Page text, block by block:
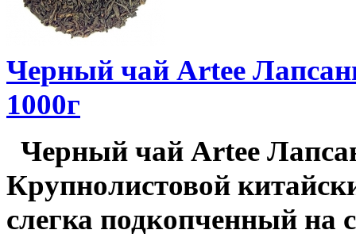
Черный чай Artee
1000г
Черный чай Artee
Крупнолистовой
слегка подкопченный на